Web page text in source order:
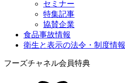
セミナー
特集記事
協賛企業
食品事故情報
衛生と表示の法令・制度情報
フーズチャネル会員特典